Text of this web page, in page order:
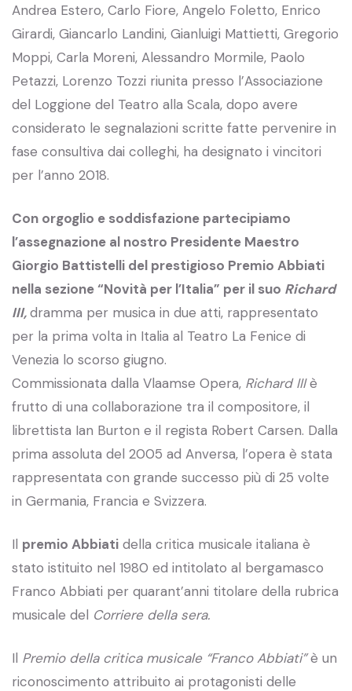
Andrea Estero, Carlo Fiore, Angelo Foletto, Enrico
Girardi, Giancarlo Landini, Gianluigi Mattietti, Gregorio
Moppi, Carla Moreni, Alessandro Mormile, Paolo
Petazzi, Lorenzo Tozzi riunita presso l’Associazione
del Loggione del Teatro alla Scala, dopo avere
considerato le segnalazioni scritte fatte pervenire in
fase consultiva dai colleghi, ha designato i vincitori
per l’anno 2018.
Con orgoglio e soddisfazione partecipiamo
l’assegnazione al nostro Presidente Maestro
Giorgio Battistelli del prestigioso Premio Abbiati
nella sezione “Novità per l’Italia” per il suo Richard
III,dramma per musica in due atti, rappresentato
per la prima volta in Italia al Teatro La Fenice di
Venezia lo scorso giugno.
Commissionata dalla Vlaamse Opera, Richard IIIè
frutto di una collaborazione tra il compositore, il
librettista Ian Burton e il regista Robert Carsen. Dalla
prima assoluta del 2005 ad Anversa, l’opera è stata
rappresentata con grande successo più di 25 volte
in Germania, Francia e Svizzera.
Il premio Abbiati della critica musicale italiana è
stato istituito nel 1980 ed intitolato al bergamasco
Franco Abbiati per quarant’anni titolare della rubrica
musicale del Corriere della sera.
Il Premio della critica musicale “Franco Abbiati”è un
riconoscimento attribuito ai protagonisti delle